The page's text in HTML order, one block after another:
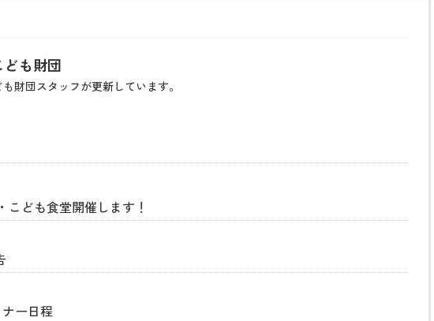
ども財団
財団スタッフが更新しています。
ども食堂開催します！
ー日程